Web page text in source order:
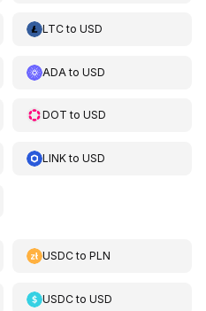
LTCtoUSD
ADA toUSD
DOT toUSD
LINKtoUSD
USDCtoPLN
USDCtoUSD